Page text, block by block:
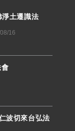
土遷識法
16
波切來台弘法